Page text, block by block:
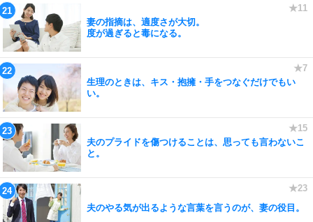
妻の指摘は、適度さが大切。
度が過ぎると毒になる。
生理のときは、キス・抱擁・手をつなぐだけでもい
い。
夫のプライドを傷つけることは、思っても言わないこ
と。
夫のやる気が出るような言葉を言うのが、妻の役目。